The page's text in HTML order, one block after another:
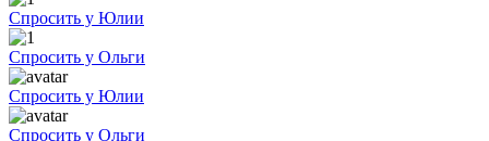
Спросить у Юлии
Спросить у Ольги
Спросить у Юлии
Спросить у Ольги